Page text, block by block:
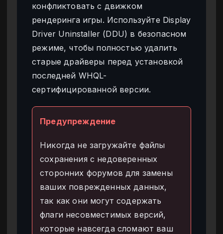
конфликтовать с движком
рендеринга игры. Используйте Display
Driver Uninstaller (DDU) в безопасном
режиме, чтобы полностью удалить
старые драйверы перед установкой
последней WHQL-
сертифицированной версии.
Предупреждение
Никогда не загружайте файлы
сохранения с недоверенных
сторонних форумов для замены
ваших поврежденных данных,
так как они могут содержать
флаги несовместимых версий,
которые навсегда сломают ваш